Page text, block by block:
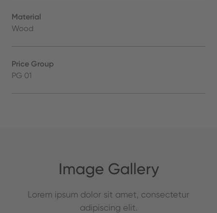
Material
Wood
Price Group
PG 01
Image Gallery
Lorem ipsum dolor sit amet, consectetur
adipiscing elit.